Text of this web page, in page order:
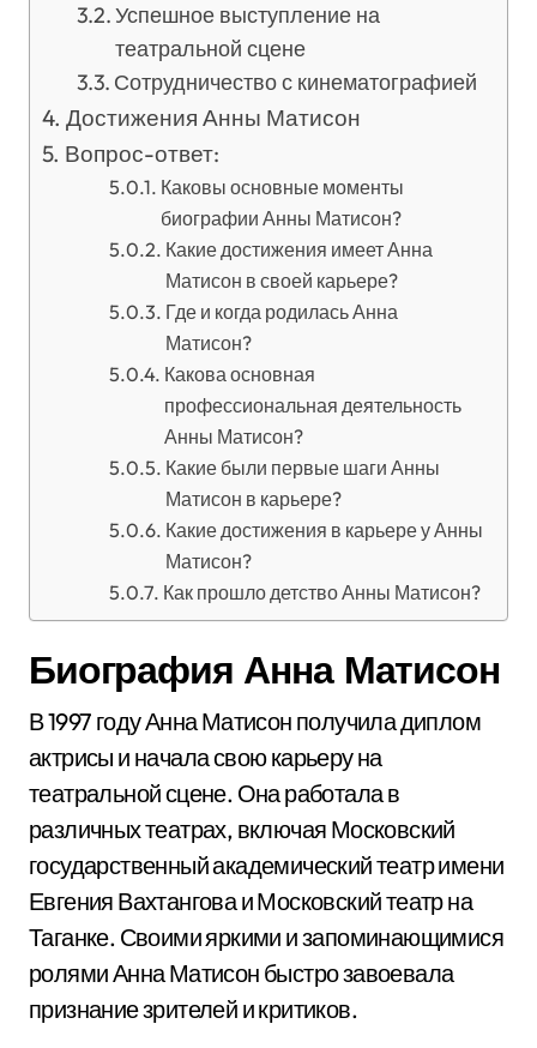
Успешное выступление на
театральной сцене
Сотрудничество с кинематографией
Достижения Анны Матисон
Вопрос-ответ:
Каковы основные моменты
биографии Анны Матисон?
Какие достижения имеет Анна
Матисон в своей карьере?
Где и когда родилась Анна
Матисон?
Какова основная
профессиональная деятельность
Анны Матисон?
Какие были первые шаги Анны
Матисон в карьере?
Какие достижения в карьере у Анны
Матисон?
Как прошло детство Анны Матисон?
Биография Анна Матисон
В 1997 году Анна Матисон получила диплом
актрисы и начала свою карьеру на
театральной сцене. Она работала в
различных театрах, включая Московский
государственный академический театр имени
Евгения Вахтангова и Московский театр на
Таганке. Своими яркими и запоминающимися
ролями Анна Матисон быстро завоевала
признание зрителей и критиков.